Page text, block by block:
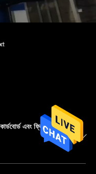
এবং ফ্লিপ ফ্লপ